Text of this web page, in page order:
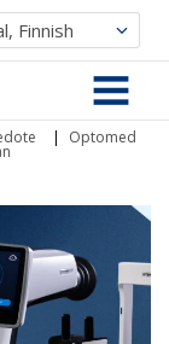
Finnish
MENU
| Optomed